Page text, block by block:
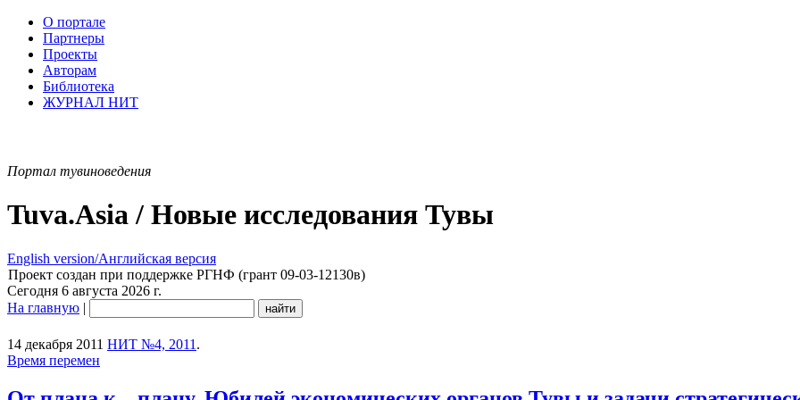
О портале
Партнеры
Проекты
Авторам
Библиотека
ЖУРНАЛ НИТ
Портал тувиноведения
Tuva.Asia / Новые исследования Тувы
English version/Английская версия
Проект создан при поддержке РГНФ (грант 09-03-12130в)
Сегодня 6 августа 2026 г.
На главную |
14 декабря 2011 НИТ №4, 2011 .
Время перемен